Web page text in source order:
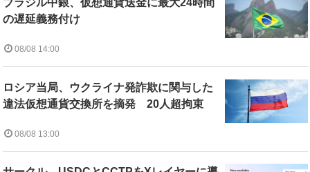
ブラジル中銀、仮想通貨送金に最大24時間
の遅延義務付け
08/08 14:00
ロシア当局、ウクライナ発詐欺に関与した
違法仮想通貨交換所を摘発 20人超拘束
08/08 13:00